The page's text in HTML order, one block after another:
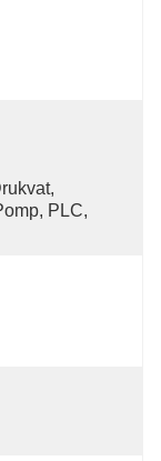
PLC,